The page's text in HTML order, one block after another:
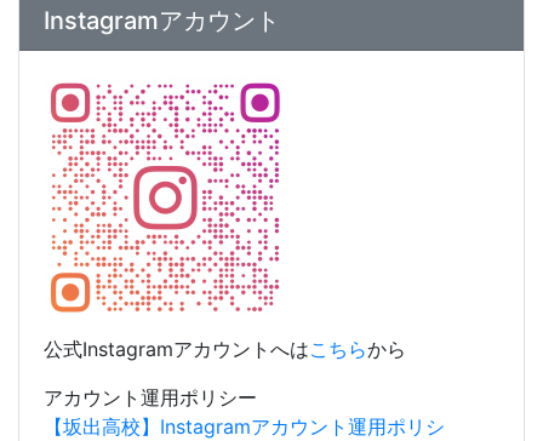
Instagramアカウント
公式Instagramアカウントへはこちらから
アカウント運用ポリシー
【坂出高校】Instagramアカウント運用ポリシ